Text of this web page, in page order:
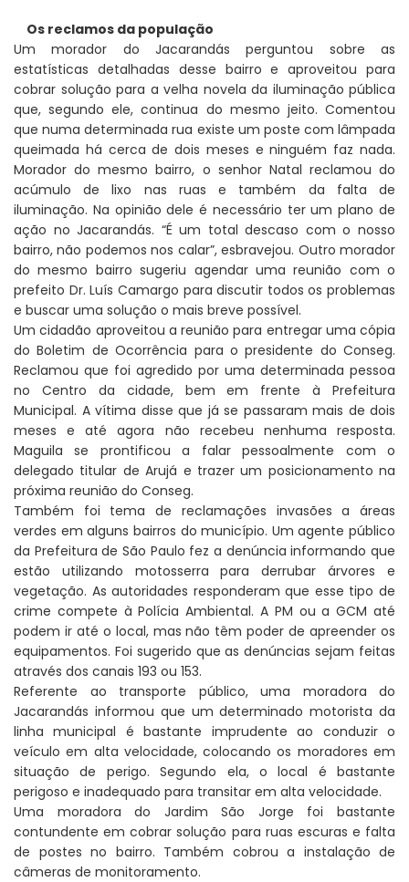
Os reclamos da população
Um morador do Jacarandás perguntou sobre as
estatísticas detalhadas desse bairro e aproveitou para
cobrar solução para a velha novela da iluminação pública
que, segundo ele, continua do mesmo jeito. Comentou
que numa determinada rua existe um poste com lâmpada
queimada há cerca de dois meses e ninguém faz nada.
Morador do mesmo bairro, o senhor Natal reclamou do
acúmulo de lixo nas ruas e também da falta de
iluminação. Na opinião dele é necessário ter um plano de
ação no Jacarandás. “É um total descaso com o nosso
bairro, não podemos nos calar”, esbravejou. Outro morador
do mesmo bairro sugeriu agendar uma reunião com o
prefeito Dr. Luís Camargo para discutir todos os problemas
e buscar uma solução o mais breve possível.
Um cidadão aproveitou a reunião para entregar uma cópia
do Boletim de Ocorrência para o presidente do Conseg.
Reclamou que foi agredido por uma determinada pessoa
no Centro da cidade, bem em frente à Prefeitura
Municipal. A vítima disse que já se passaram mais de dois
meses e até agora não recebeu nenhuma resposta.
Maguila se prontificou a falar pessoalmente com o
delegado titular de Arujá e trazer um posicionamento na
próxima reunião do Conseg.
Também foi tema de reclamações invasões a áreas
verdes em alguns bairros do município. Um agente público
da Prefeitura de São Paulo fez a denúncia informando que
estão utilizando motosserra para derrubar árvores e
vegetação. As autoridades responderam que esse tipo de
crime compete à Polícia Ambiental. A PM ou a GCM até
podem ir até o local, mas não têm poder de apreender os
equipamentos. Foi sugerido que as denúncias sejam feitas
através dos canais 193 ou 153.
Referente ao transporte público, uma moradora do
Jacarandás informou que um determinado motorista da
linha municipal é bastante imprudente ao conduzir o
veículo em alta velocidade, colocando os moradores em
situação de perigo. Segundo ela, o local é bastante
perigoso e inadequado para transitar em alta velocidade.
Uma moradora do Jardim São Jorge foi bastante
contundente em cobrar solução para ruas escuras e falta
de postes no bairro. Também cobrou a instalação de
câmeras de monitoramento.